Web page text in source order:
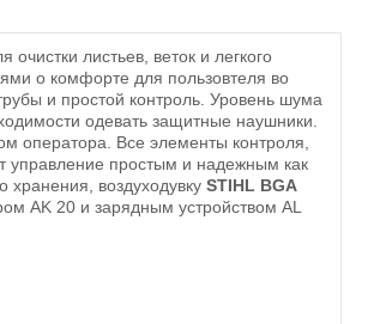
очистки листьев, веток и легкого
о комфорте для пользовтеля во
и простой контроль. Уровень шума
одевать защитные наушники.
оператора. Все элементы контроля,
управление простым и надежным как
воздуходувку STIHL BGA
AK 20 и зарядным устройством AL